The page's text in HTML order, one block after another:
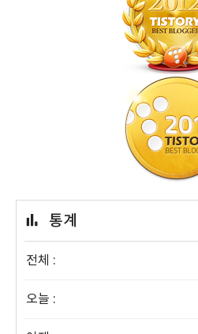
통계
전체 :
오늘 :